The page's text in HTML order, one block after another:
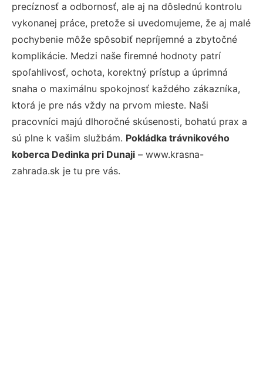
precíznosť a odbornosť, ale aj na dôslednú kontrolu
vykonanej práce, pretože si uvedomujeme, že aj malé
pochybenie môže spôsobiť nepríjemné a zbytočné
komplikácie. Medzi naše firemné hodnoty patrí
spoľahlivosť, ochota, korektný prístup a úprimná
snaha o maximálnu spokojnosť každého zákazníka,
ktorá je pre nás vždy na prvom mieste. Naši
pracovníci majú dlhoročné skúsenosti, bohatú prax a
sú plne k vašim službám. Pokládka trávnikového
koberca Dedinka pri Dunaji – www.krasna-
zahrada.sk je tu pre vás.